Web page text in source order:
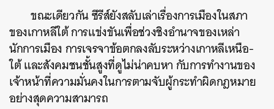
ขณะเดียวกัน ซีรีส์ยังสลับเล่าเรื่องการเมืองในสภา
ของเกาหลีใต้ การแข่งขันเพื่อช่วงชิงอำนาจของเหล่า
นักการเมือง การเจรจาข้อตกลงลับระหว่างเกาหลีเหนือ-
ใต้ และสังคมชนชั้นสูงที่ดูไม่น่าคบหา กับการทำงานของ
เจ้าหน้าที่ความมั่นคงในการตามจับผู้กระทำผิดกฎหมาย
อย่างสุดความสามารถ